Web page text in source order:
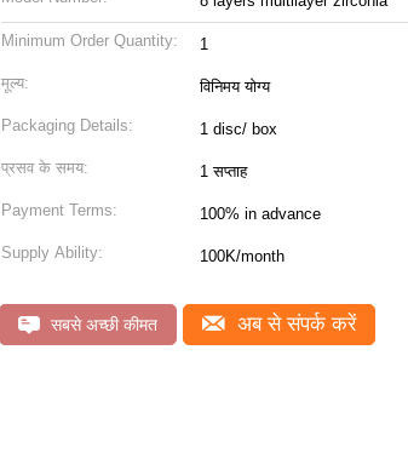
Minimum Order Quantity: 1
मूल्य: विनिमय योग्य
Packaging Details: 1 disc/ box
प्रसव के समय: 1 सप्ताह
Payment Terms: 100% in advance
Supply Ability: 100K/month
सबसे अच्छी कीमत अब से संपर्क करें